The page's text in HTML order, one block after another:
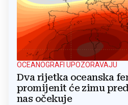
OCEANOGRAFI UPOZORAVAJU
Dva rijetka oceanska
promijenit će zimu
nas očekuje